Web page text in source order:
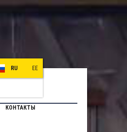
RU EE
КОНТАКТЫ